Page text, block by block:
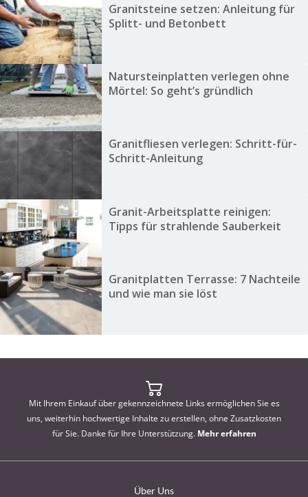
Granitsteine setzen: Anleitung für
Splitt- und Betonbett
Natursteinplatten verlegen ohne
Mörtel: So geht’s gründlich
Granitfliesen verlegen: Schritt-für-
Schritt-Anleitung
Granit-Arbeitsplatte reinigen:
Tipps für strahlende Sauberkeit
Granitplatten Terrasse: 7 Nachteile
und wie man sie löst
Mit Ihrem Einkauf über gekennzeichnete Links ermöglichen Sie es
uns, weiterhin hochwertige Inhalte zu erstellen, ohne Zusatzkosten
für Sie. Danke für Ihre Unterstützung. Mehr erfahren
Über Uns